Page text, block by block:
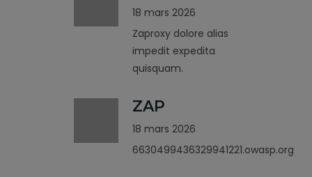
18 mars 2026
Zaproxy dolore alias
impedit expedita
quisquam.
ZAP
18 mars 2026
6630499436329941221.owasp.org